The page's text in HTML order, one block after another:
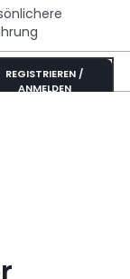
REGISTRIEREN /
ANMELDEN